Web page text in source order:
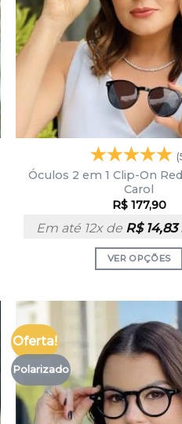
Óculos 2 em 1 Clip-On
Carol
R$177,90
Em até 12x de R$14,83
VER OPÇÕES
Oferta!
Polarizado